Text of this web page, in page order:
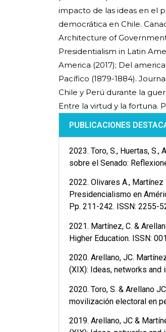
impacto de las ideas en el
democrática en Chile.
Architecture of
Presidentialism in Latin
America (2017); Del
Pacífico (1879-1884).
Chile y Perú durante la
Entre la virtud y la fortuna.
PUBLICACIONES
2023. Toro, S., Huertas, S.,
sobre el Senado:
2022. Olivares A., Martínez
Presidencialismo en
Pp. 211-242. ISSN: 2255-
2021. Martínez, C. &
Higher Education. ISSN:
2020. Arellano, JC.
(XIX): Ideas, networks
2020. Toro, S. & Arellano
movilización electoral en
2019. Arellano, JC &